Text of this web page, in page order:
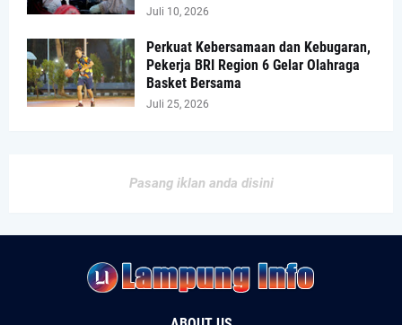
Juli 10, 2026
Perkuat Kebersamaan dan Kebugaran,
Pekerja BRI Region 6 Gelar Olahraga
Basket Bersama
Juli 25, 2026
Pasang iklan anda disini